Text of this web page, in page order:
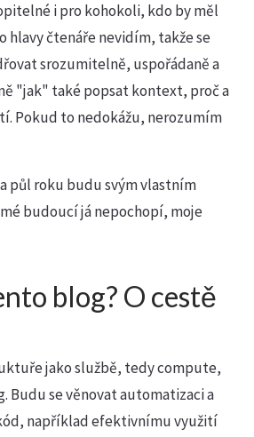
i pro kohokoli, kdo by měl
hlavy čtenáře nevidím, takže se
srozumitelně, uspořádaně a
"jak" také popsat kontext, proč a
Pokud to nedokážu, nerozumím
půl roku budu svým vlastním
budoucí já nepochopí, moje
blog? O cestě
jako službě, tedy compute,
Budu se věnovat automatizaci a
například efektivnímu využití